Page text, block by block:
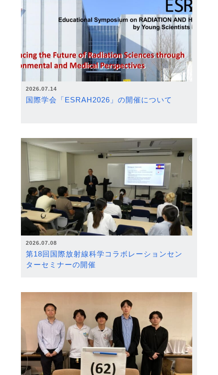
2026.07.14
国際学会「ESRAH2026」の開催について
2026.07.08
第18回国際放射線科学コラボレーションセン
ターセミナーの開催